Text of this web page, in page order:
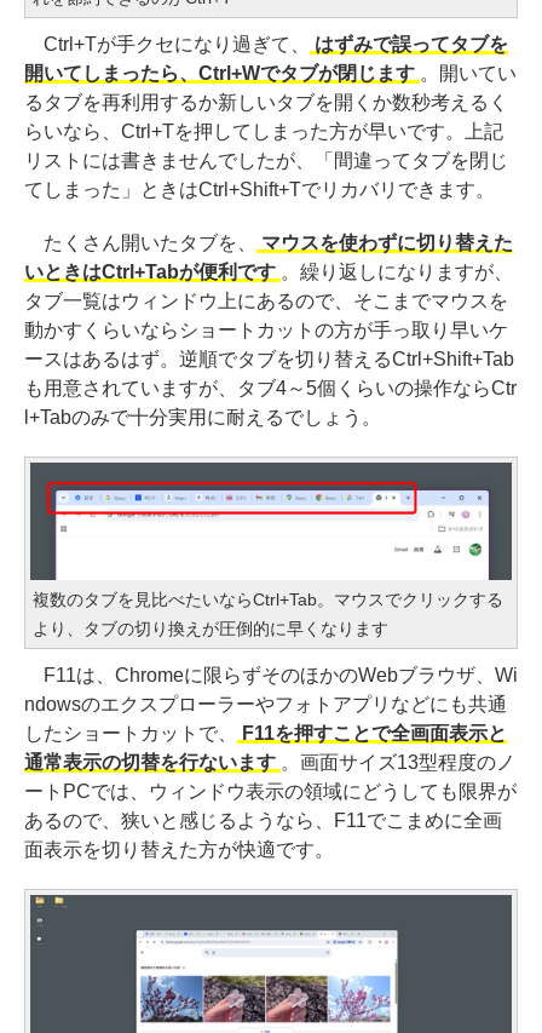
Ctrl+Tが手クセになり過ぎて、
はずみで誤ってタブを
開いてしまったら、Ctrl+Wでタブが閉じます 。開いてい
るタブを再利用するか新しいタブを開くか数秒考えるく
らいなら、Ctrl+Tを押してしまった方が早いです。上記
リストには書きませんでしたが、「間違ってタブを閉じ
てしまった」ときはCtrl+Shift+Tでリカバリできます。
たくさん開いたタブを、
マウスを使わずに切り替えた
いときはCtrl+Tabが便利です 。繰り返しになりますが、
タブ一覧はウィンドウ上にあるので、そこまでマウスを
動かすくらいならショートカットの方が手っ取り早いケ
ースはあるはず。逆順でタブを切り替えるCtrl+Shift+Tab
も用意されていますが、タブ4～5個くらいの操作ならCtr
l+Tabのみで十分実用に耐えるでしょう。
複数のタブを見比べたいならCtrl+Tab。マウスでクリックする
より、タブの切り換えが圧倒的に早くなります
F11は、Chromeに限らずそのほかのWebブラウザ、Wi
ndowsのエクスプローラーやフォトアプリなどにも共通
したショートカットで、
F11を押すことで全画面表示と
通常表示の切替を行ないます 。画面サイズ13型程度のノ
ートPCでは、ウィンドウ表示の領域にどうしても限界が
あるので、狭いと感じるようなら、F11でこまめに全画
面表示を切り替えた方が快適です。